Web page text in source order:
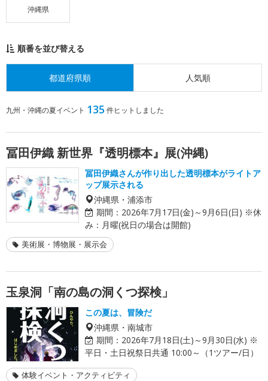
沖縄県
順番を並び替える
都道府県順 人気順
九州・沖縄の夏イベント 135 件ヒットしました
冨田伊織 新世界『透明標本』展(沖縄)
冨田伊織さんが作り出した透明標本がライトア
ップ展示される
沖縄県・浦添市
期間： 2026年7月17日(金)～9月6日(日) ※休
み：月曜(祝日の場合は開館)
美術展・博物展・展示会
玉泉洞「南の島の洞くつ探検」
この夏は、冒険だ
沖縄県・南城市
期間： 2026年7月18日(土)～9月30日(水) ※
平日・土日祝祭日共通 10:00～（1ツアー/日）
体験イベント・アクティビティ